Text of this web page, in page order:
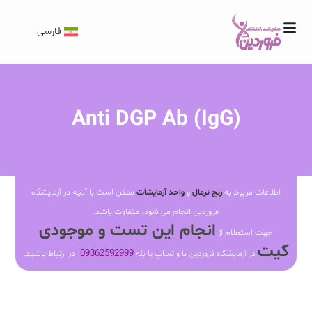
فارسی
Anti DGP Ab (IgG)
اطلاعات مربوط بهرنج نرمالو واحد آزمایشات ممکن است با آنچه در آزمایشگاه
فروردین انجام می شود، متفاوت باشد.
جهت استعلام از انجام این تست و موجودی
کیت در آزمایشگاه فروردین با واتساپ یا بله09362592999 در ارتباط باشید.